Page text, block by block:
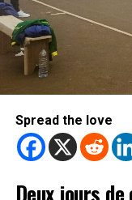
These initiatives,
documents,
development and
As today’s world
as well as the rise
other global
diplomatic events
Spread the love
Deux jours